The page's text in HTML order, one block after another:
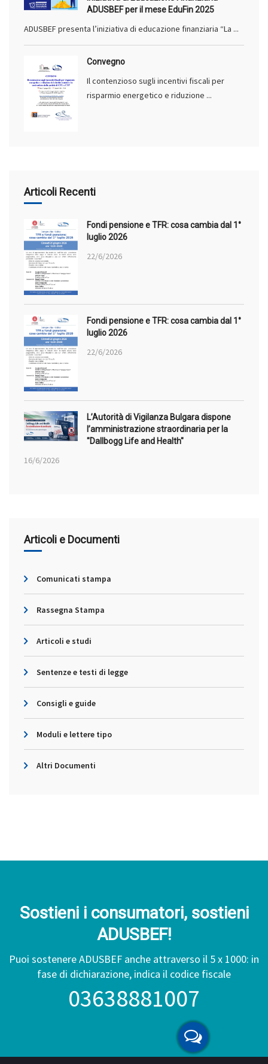
ADUSBEF per il mese EduFin 2025
ADUSBEF presenta l’iniziativa di educazione finanziaria “La ...
Convegno
Il contenzioso sugli incentivi fiscali per
risparmio energetico e riduzione ...
Articoli Recenti
Fondi pensione e TFR: cosa cambia dal 1°
luglio 2026
22/6/2026
Fondi pensione e TFR: cosa cambia dal 1°
luglio 2026
22/6/2026
L’Autorità di Vigilanza Bulgara dispone
l’amministrazione straordinaria per la
"Dallbogg Life and Health"
16/6/2026
Articoli e Documenti
Comunicati stampa
Rassegna Stampa
Articoli e studi
Sentenze e testi di legge
Consigli e guide
Moduli e lettere tipo
Altri Documenti
Sostieni i consumatori, sostieni
ADUSBEF!
Puoi sostenere ADUSBEF anche attraverso il 5 x 1000: in
fase di dichiarazione, indica il codice fiscale
03638881007